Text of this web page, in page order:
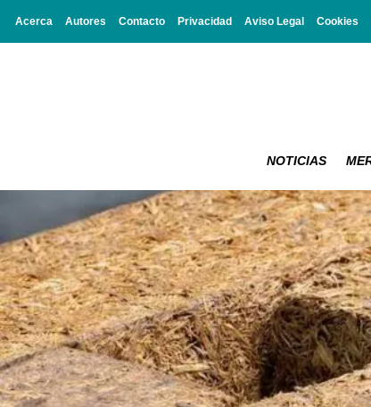
Acerca Autores Contacto Privacidad Aviso Legal Cookies
NOTICIAS